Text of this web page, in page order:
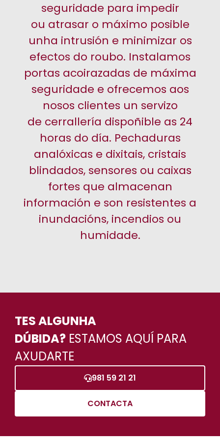
seguridade para impedir
ou atrasar o máximo posible
unha intrusión e minimizar os
efectos do roubo. Instalamos
portas acoirazadas de máxima
seguridade e ofrecemos aos
nosos clientes un servizo
de cerrallería dispoñible as 24
horas do día. Pechaduras
analóxicas e dixitais, cristais
blindados, sensores ou caixas
fortes que almacenan
información e son resistentes a
inundacións, incendios ou
humidade.
TES ALGUNHA
DÚBIDA? ESTAMOS AQUÍ PARA
AXUDARTE
981 59 21 21
CONTACTA